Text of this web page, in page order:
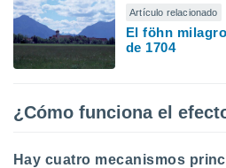
Artículo relacionado
El föhn
de 1704
¿Cómo funciona el
Hay cuatro mecanismos